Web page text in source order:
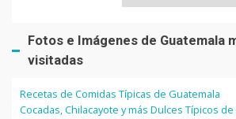
Fotos e Imágenes de Guatemala
visitadas
Recetas de Comidas Típicas de Guatemala
Cocadas, Chilacayote y más Dulces Típicos